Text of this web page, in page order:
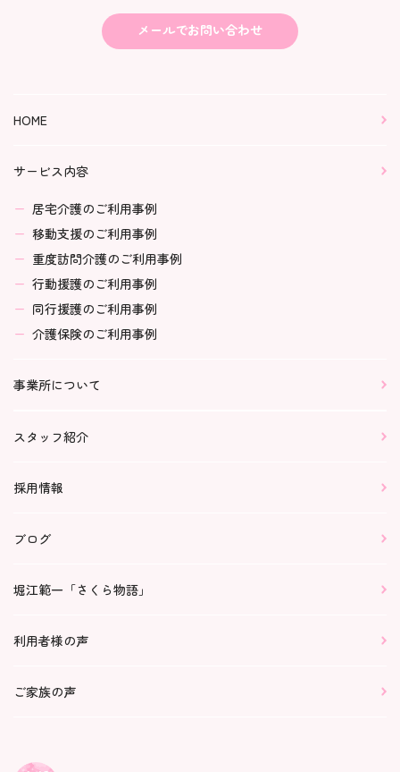
メールでお問い合わせ
HOME
サービス内容
居宅介護のご利用事例
移動支援のご利用事例
重度訪問介護のご利用事例
行動援護のご利用事例
同行援護のご利用事例
介護保険のご利用事例
事業所について
スタッフ紹介
採用情報
ブログ
堀江範一「さくら物語」
利用者様の声
ご家族の声